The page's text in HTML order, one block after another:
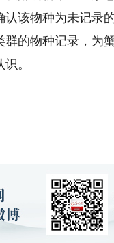
该物种为未记录
的物种记录，为
。